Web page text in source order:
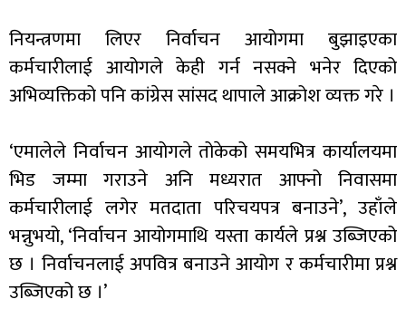
नियन्त्रणमा लिएर निर्वाचन आयोगमा बुझाइएका
कर्मचारीलाई आयोगले केही गर्न नसक्ने भनेर दिएको
अभिव्यक्तिको पनि कांग्रेस सांसद थापाले आक्रोश व्यक्त गरे ।
‘एमालेले निर्वाचन आयोगले तोकेको समयभित्र कार्यालयमा
भिड जम्मा गराउने अनि मध्यरात आफ्नो निवासमा
कर्मचारीलाई लगेर मतदाता परिचयपत्र बनाउने’, उहाँले
भन्नुभयो, ‘निर्वाचन आयोगमाथि यस्ता कार्यले प्रश्न उब्जिएको
छ । निर्वाचनलाई अपवित्र बनाउने आयोग र कर्मचारीमा प्रश्न
उब्जिएको छ ।’